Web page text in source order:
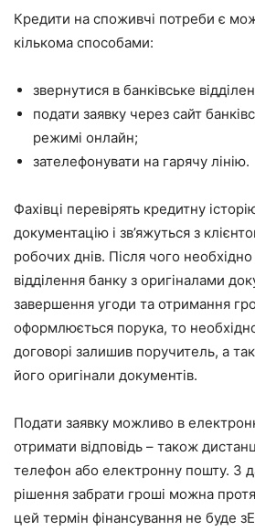
Кредити на споживчі потреби є
кількома способами:
звернутися в банківське
подати заявку через сайт
режимі онлайн;
зателефонувати на гарячу лінію.
Фахівці перевірять кредитну
документацію і зв’яжуться з
робочих днів. Після чого
відділення банку з оригіналами
завершення угоди та отримання
оформлюється порука, то
договорі залишив поручитель, а
його оригінали документів.
Подати заявку можливо в
отримати відповідь – також
телефон або електронну пошту. З
рішення забрати гроші можна
цей термін фінансування не буде